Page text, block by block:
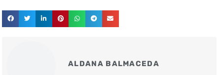
ALDANA BALMACEDA